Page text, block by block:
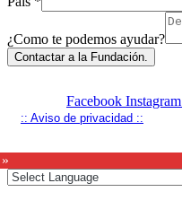
¿Como te podemos ayudar?
Contactar a la Fundación.
Facebook Instagram
:: Aviso de privacidad ::